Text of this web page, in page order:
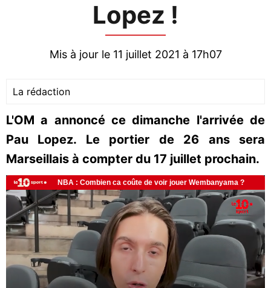
Lopez !
Mis à jour le 11 juillet 2021 à 17h07
La rédaction
L'OM a annoncé ce dimanche l'arrivée de
Pau Lopez. Le portier de 26 ans sera
Marseillais à compter du 17 juillet prochain.